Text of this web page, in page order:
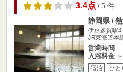
3.4点/ 5 件
静岡県 /
伊豆多賀駅
JR東海道本
営業時間
入浴料金 ～
宿泊 ひと